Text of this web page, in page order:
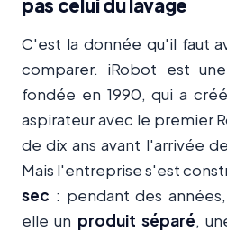
pas celui du lavage
C'est la donnée qu'il faut
comparer. iRobot est
fondée en 1990, qui a
aspirateur avec le premier
de dix ans avant l'arrivée
Mais l'entreprise s'est
sec : pendant des
elle un produit séparé,